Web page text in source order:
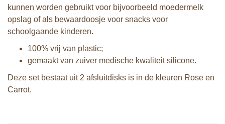
kunnen worden gebruikt voor bijvoorbeeld moedermelk
opslag of als bewaardoosje voor snacks voor
schoolgaande kinderen.
100% vrij van plastic;
gemaakt van zuiver medische kwaliteit silicone.
Deze set bestaat uit 2 afsluitdisks is in de kleuren Rose en
Carrot.